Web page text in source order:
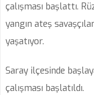
çalışması başlattı.
yangın ateş
yaşatıyor.
Saray ilçesinde
çalışması başlatıldı.